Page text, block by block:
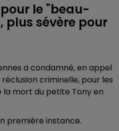
le "beau-
plus sévère pour
a condamné, en appel
criminelle, pour les
mort du petite Tony en
première instance.